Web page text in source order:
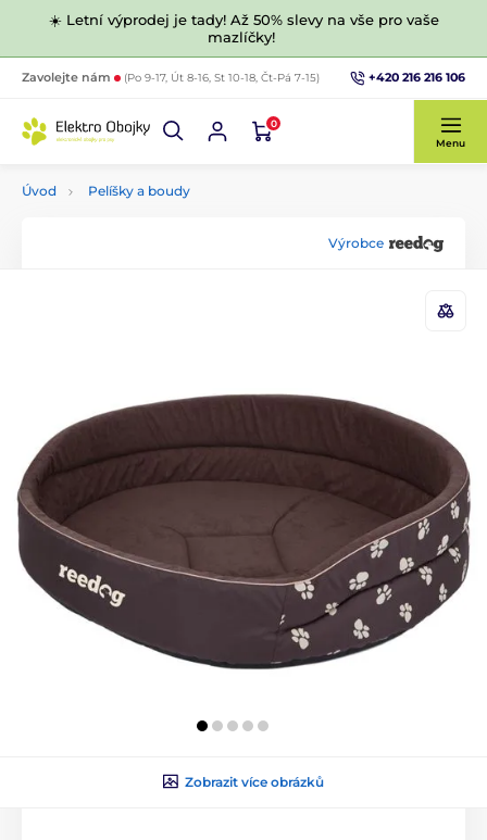
☀️ Letní výprodej je tady! Až 50% slevy na vše pro vaše
mazlíčky!
Zavolejte nám (Po 9-17, Út 8-16, St 10-18, Čt-Pá 7-15) +420 216 216 106
0
Menu
Úvod Pelíšky a boudy
Výrobce
Zobrazit více obrázků